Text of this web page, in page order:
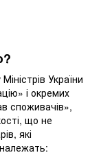
України
і окремих
споживачів»,
що не
які